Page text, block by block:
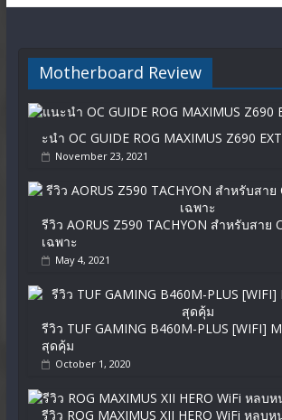
Motherboard Review
ะนำ OC GUIDE ROG MAXIMUS Z690
November 23, 2021
รีวิว AORUS Z590 TACHYON สำหรับสาย
เฉพาะ
May 4, 2021
รีวิว TUF GAMING B460M-PLUS [WIFI]
สุดคุ้ม
October 1, 2020
รีวิว ROG MAXIMUS XII HERO WiFi หลบ